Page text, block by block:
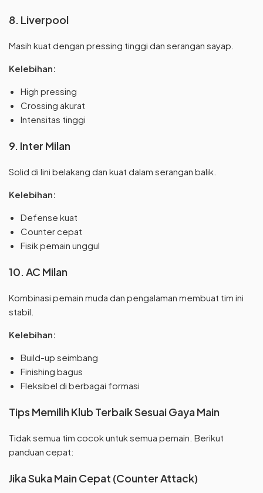
8. Liverpool
Masih kuat dengan pressing tinggi dan serangan sayap.
Kelebihan:
High pressing
Crossing akurat
Intensitas tinggi
9. Inter Milan
Solid di lini belakang dan kuat dalam serangan balik.
Kelebihan:
Defense kuat
Counter cepat
Fisik pemain unggul
10. AC Milan
Kombinasi pemain muda dan pengalaman membuat tim ini
stabil.
Kelebihan:
Build-up seimbang
Finishing bagus
Fleksibel di berbagai formasi
Tips Memilih Klub Terbaik Sesuai Gaya Main
Tidak semua tim cocok untuk semua pemain. Berikut
panduan cepat:
Jika Suka Main Cepat (Counter Attack)